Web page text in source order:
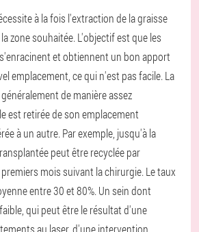
à la fois l'extraction de la graisse
zone souhaitée. L'objectif est que les
et obtiennent un bon apport
emplacement, ce qui n'est pas facile. La
de manière assez
est retirée de son emplacement
à un autre. Par exemple, jusqu'à la
peut être recyclée par
mois suivant la chirurgie. Le taux
entre 30 et 80%. Un sein dont
qui peut être le résultat d'une
au laser, d'une intervention